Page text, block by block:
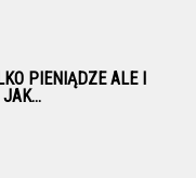
PIENIĄDZE ALE I